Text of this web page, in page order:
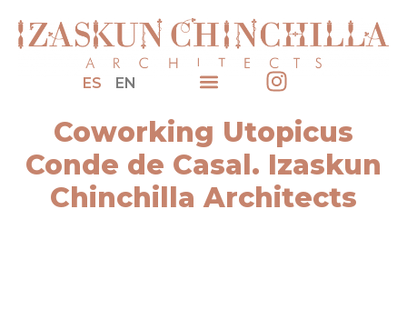
ES EN
Coworking Utopicus
Conde de Casal. Izaskun
Chinchilla Architects